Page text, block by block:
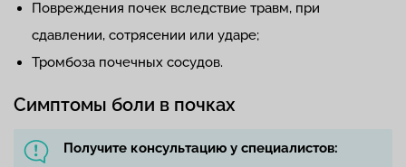
Повреждения почек вследствие травм, при
сдавлении, сотрясении или ударе;
Тромбоза почечных сосудов.
Симптомы боли в почках
Получите консультацию у специалистов: